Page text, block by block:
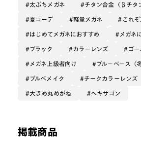
セル部分は定番のツヤありブラック
正面はほっそりした軽量樹脂、ツル
軽くしなやか、快適なかけ心地です
多角形フレームの中でも、こちらは
トが強く、カジュアルでありつつ華
いと言われています。
丸やスクエア型よりも見かけない形
太ぶちメガネ チタン合金（βチタ
夏コーデ 軽量メガネ これ
はじめてメガネにおすすめ メガネ
ブラック カラーレンズ ゴー
メガネ上級者向け ブルーベース（
ブルベメイク チークカラーレンズ
大きめ丸めがね ヘキサゴン
掲載商品